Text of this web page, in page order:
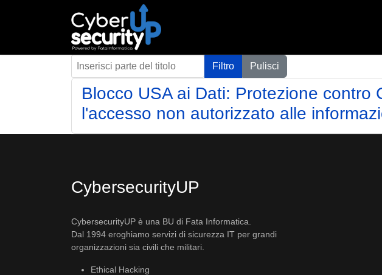
Inserisci parte del titolo Filtro Pulisci
Blocco USA ai Dati: Protezione
l'accesso non autorizzato alle
CybersecurityUP
CybersecurityUP è una BU di Fata Informatica.
Dal 1994 eroghiamo servizi di sicurezza IT per grandi
organizzazioni sia civili che militari.
Ethical Hacking